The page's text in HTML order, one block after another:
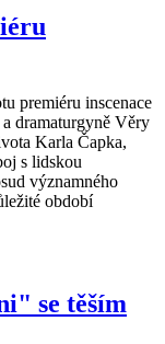
premiéru inscenace
dramaturgyně Věry
Karla Čapka,
s lidskou
významného
období
se těším